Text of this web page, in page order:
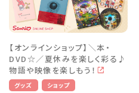
【オンラインショップ】＼本・
DVD☆／夏休みを楽しく彩る♪
物語や映像を楽しもう！
グッズ
ショップ